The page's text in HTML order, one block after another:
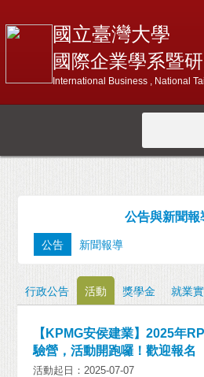
國立臺灣大學
國際企業學系暨
International Business , National
公告與新聞報
公告 新聞報導
行政公告 活動 獎學金 就業
【KPMG安侯建業】2025年
驗營，活動開跑囉！歡迎報名
活動起日：2025-07-07